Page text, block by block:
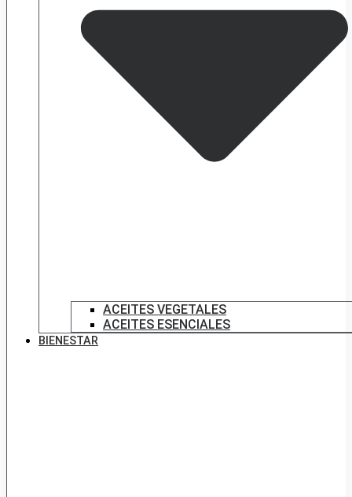
ACEITES VEGETALES
ACEITES ESENCIALES
BIENESTAR